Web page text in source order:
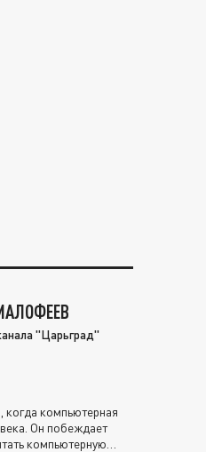
"Царьград"
компьютерная
Он побеждает
компьютерную